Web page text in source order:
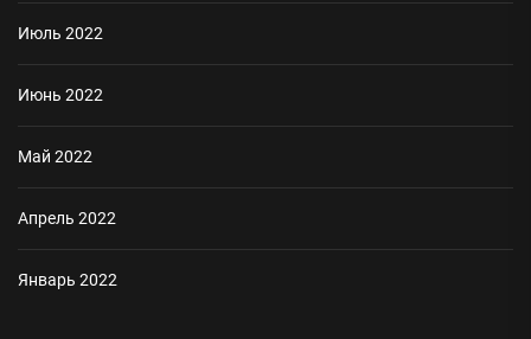
Июль 2022
Июнь 2022
Май 2022
Апрель 2022
Январь 2022